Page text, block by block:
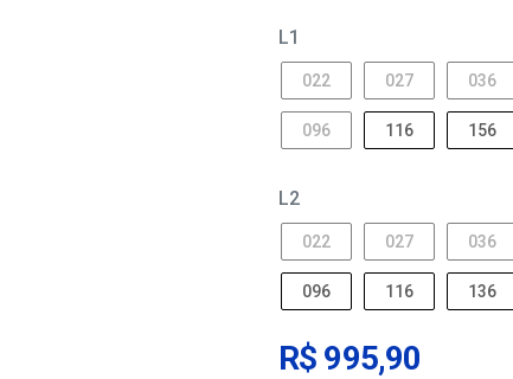
L1
022 027 036
096 116 156
L2
022 027 036
096 116 136
R$ 995,90